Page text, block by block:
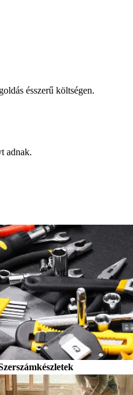
ésszerű költségen.
adnak.